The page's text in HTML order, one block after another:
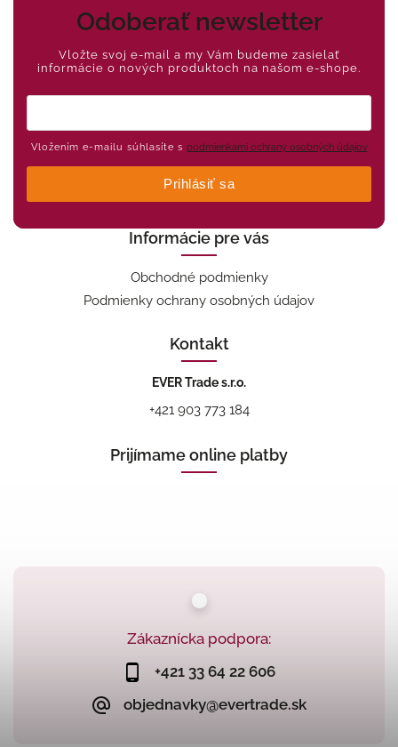
Zákaznícka podpora:
+421 33 64 22 606
objednavky@evertrade.sk
Odoberať newsletter
Vložte svoj e-mail a my Vám budeme zasielať
informácie o nových produktoch na našom e-shope.
Vložením e-mailu súhlasíte s podmienkami ochrany osobných údajov
Prihlásiť sa
Informácie pre vás
Obchodné podmienky
Podmienky ochrany osobných údajov
Kontakt
EVER Trade s.r.o.
+421 903 773 184
Prijímame online platby